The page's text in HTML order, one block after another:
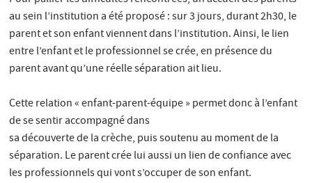
au sein l’institution a été proposé : sur 3 jours, durant 2h30, le
parent et son enfant viennent dans l’institution. Ainsi, le lien
entre l’enfant et le professionnel se crée, en présence du
parent avant qu’une réelle séparation ait lieu.
Cette relation « enfant-parent-équipe » permet donc à l’enfant
de se sentir accompagné dans
sa découverte de la crèche, puis soutenu au moment de la
séparation. Le parent crée lui aussi un lien de confiance avec
les professionnels qui vont s’occuper de son enfant.